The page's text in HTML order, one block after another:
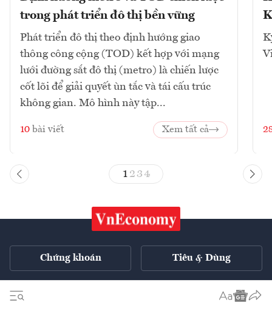
trong phát triển đô thị bền vững
Phát triển đô thị theo định hướng giao
thông công cộng (TOD) kết hợp với mạng
lưới đường sắt đô thị (metro) là chiến lược
cốt lõi để giải quyết ùn tắc và tái cấu trúc
không gian. Mô hình này tập...
10 bài viết Xem tất cả
1 23 4
Chứng khoán Tiêu & Dùng